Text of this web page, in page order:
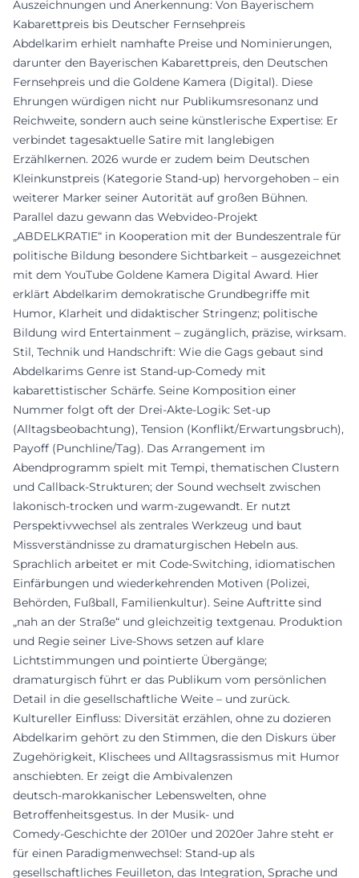
Auszeichnungen und Anerkennung: Von Bayerischem
Kabarettpreis bis Deutscher Fernsehpreis
Abdelkarim erhielt namhafte Preise und Nominierungen,
darunter den Bayerischen Kabarettpreis, den Deutschen
Fernsehpreis und die Goldene Kamera (Digital). Diese
Ehrungen würdigen nicht nur Publikumsresonanz und
Reichweite, sondern auch seine künstlerische Expertise: Er
verbindet tagesaktuelle Satire mit langlebigen
Erzählkernen. 2026 wurde er zudem beim Deutschen
Kleinkunstpreis (Kategorie Stand‑up) hervorgehoben – ein
weiterer Marker seiner Autorität auf großen Bühnen.
Parallel dazu gewann das Webvideo‑Projekt
„ABDELKRATIE“ in Kooperation mit der Bundeszentrale für
politische Bildung besondere Sichtbarkeit – ausgezeichnet
mit dem YouTube Goldene Kamera Digital Award. Hier
erklärt Abdelkarim demokratische Grundbegriffe mit
Humor, Klarheit und didaktischer Stringenz; politische
Bildung wird Entertainment – zugänglich, präzise, wirksam.
Stil, Technik und Handschrift: Wie die Gags gebaut sind
Abdelkarims Genre ist Stand‑up‑Comedy mit
kabarettistischer Schärfe. Seine Komposition einer
Nummer folgt oft der Drei‑Akte‑Logik: Set‑up
(Alltagsbeobachtung), Tension (Konflikt/Erwartungsbruch),
Payoff (Punchline/Tag). Das Arrangement im
Abendprogramm spielt mit Tempi, thematischen Clustern
und Callback‑Strukturen; der Sound wechselt zwischen
lakonisch‑trocken und warm‑zugewandt. Er nutzt
Perspektivwechsel als zentrales Werkzeug und baut
Missverständnisse zu dramaturgischen Hebeln aus.
Sprachlich arbeitet er mit Code‑Switching, idiomatischen
Einfärbungen und wiederkehrenden Motiven (Polizei,
Behörden, Fußball, Familienkultur). Seine Auftritte sind
„nah an der Straße“ und gleichzeitig textgenau. Produktion
und Regie seiner Live‑Shows setzen auf klare
Lichtstimmungen und pointierte Übergänge;
dramaturgisch führt er das Publikum vom persönlichen
Detail in die gesellschaftliche Weite – und zurück.
Kultureller Einfluss: Diversität erzählen, ohne zu dozieren
Abdelkarim gehört zu den Stimmen, die den Diskurs über
Zugehörigkeit, Klischees und Alltagsrassismus mit Humor
anschiebten. Er zeigt die Ambivalenzen
deutsch‑marokkanischer Lebenswelten, ohne
Betroffenheitsgestus. In der Musik‑ und
Comedy‑Geschichte der 2010er und 2020er Jahre steht er
für einen Paradigmenwechsel: Stand‑up als
gesellschaftliches Feuilleton, das Integration, Sprache und